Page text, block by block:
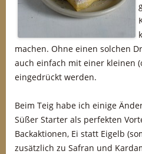
machen. Ohne einen solchen
auch einfach mit einer kleinen
eingedrückt werden.
Beim Teig habe ich einige
Süßer Starter als perfekten
Backaktionen, Ei statt Eigelb
zusätzlich zu Safran und